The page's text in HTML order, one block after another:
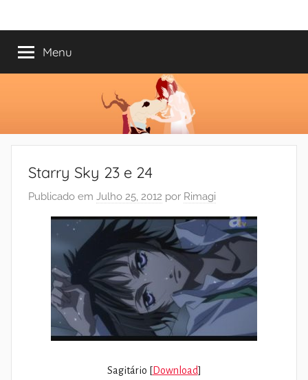
paraMundo
do
anos
a
romances
Menu
Starry Sky 23 e 24
Publicado em Julho 25, 2012 por Rimagi
Sagitário [Download]